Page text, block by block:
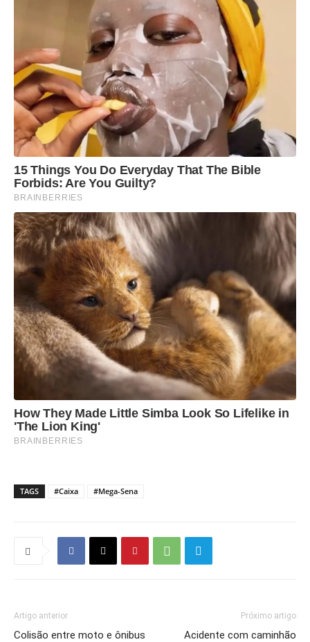
TAGS #Caixa #Mega-Sena
Artigo anterior
Colisão entre moto e ônibus
Próximo artigo
Acidente com caminhão